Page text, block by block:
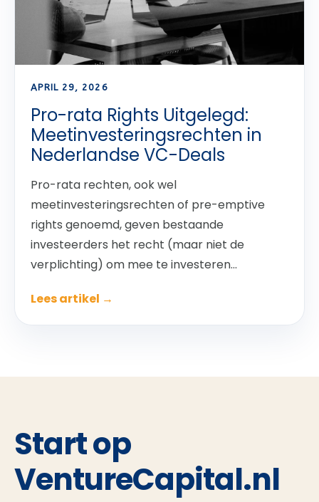
APRIL 29, 2026
Pro-rata Rights Uitgelegd:
Meetinvesteringsrechten in
Nederlandse VC-Deals
Pro-rata rechten, ook wel
meetinvesteringsrechten of pre-emptive
rights genoemd, geven bestaande
investeerders het recht (maar niet de
verplichting) om mee te investeren...
Lees artikel →
Start op
VentureCapital.nl